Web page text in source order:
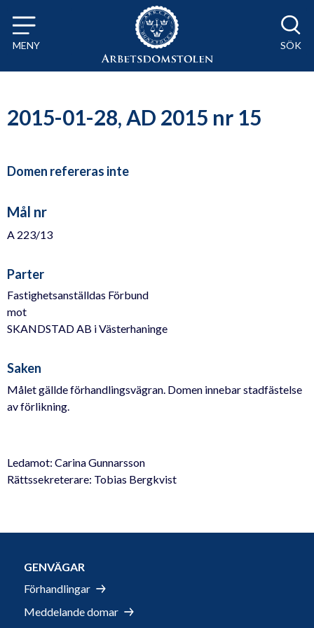
Till innehåll på sidan x
MENY SÖK
2015-01-28, AD 2015 nr 15
Domen refereras inte
Mål nr
A 223/13
Parter
Fastighetsanställdas Förbund
mot
SKANDSTAD AB i Västerhaninge
Saken
Målet gällde förhandlingsvägran. Domen innebar stadfästelse
av förlikning.
Ledamot: Carina Gunnarsson
Rättssekreterare: Tobias Bergkvist
GENVÄGAR
Förhandlingar
Meddelande domar